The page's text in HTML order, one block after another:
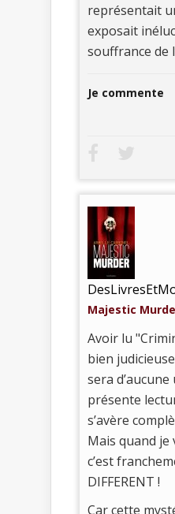
représentait
exposait
souffrance de
Je commente
Majestic
Avoir lu
bien
sera
présente
s’avère
Mais quand
c’est
DIFFERENT !
Car cette